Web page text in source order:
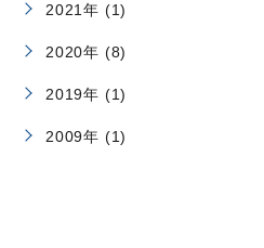
2021年 (1)
2020年 (8)
2019年 (1)
2009年 (1)